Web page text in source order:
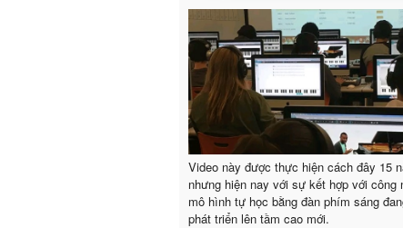
Video này được thực hiện cách đây 15
nhưng hiện nay với sự kết hợp với công
mô hình tự học bằng đàn phím sáng
phát triển lên tầm cao mới.